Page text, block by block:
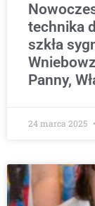
technika
szkła
Panny,
24 marca 2025